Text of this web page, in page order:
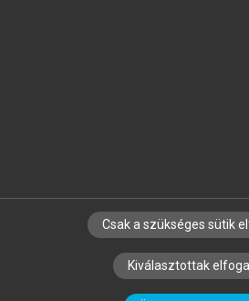
SZERZŐKNEK CÉGEKNEK
SZERKESZTÉSI ÉS
Csak a szükséges sütik
Kiválasztottak